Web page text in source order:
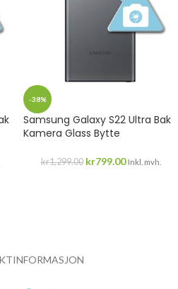
-38%
Samsung Galaxy S22 Ultra Bak
Kamera Glass Bytte
kr1,299.00 kr799.00 Inkl. mvh.